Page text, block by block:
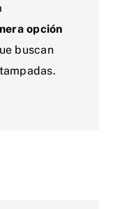
opción
buscan